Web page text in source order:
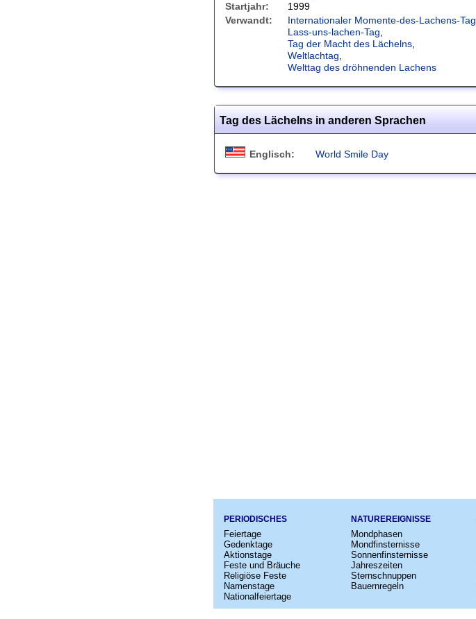
Startjahr:
1999
Verwandt:
Internationaler Momente-des-Lachens-Tag
Lass-uns-lachen-Tag
Tag der Macht des Lächelns
Weltlachtag
Welttag des dröhnenden Lachens
Tag des Lächelns in anderen Sprachen
Englisch: World Smile Day
PERIODISCHES
Feiertage
Gedenktage
Aktionstage
Feste und Bräuche
Religiöse Feste
Namenstage
Nationalfeiertage
NATUREREIGNISSE
Mondphasen
Mondfinsternisse
Sonnenfinsternisse
Jahreszeiten
Sternschnuppen
Bauernregeln